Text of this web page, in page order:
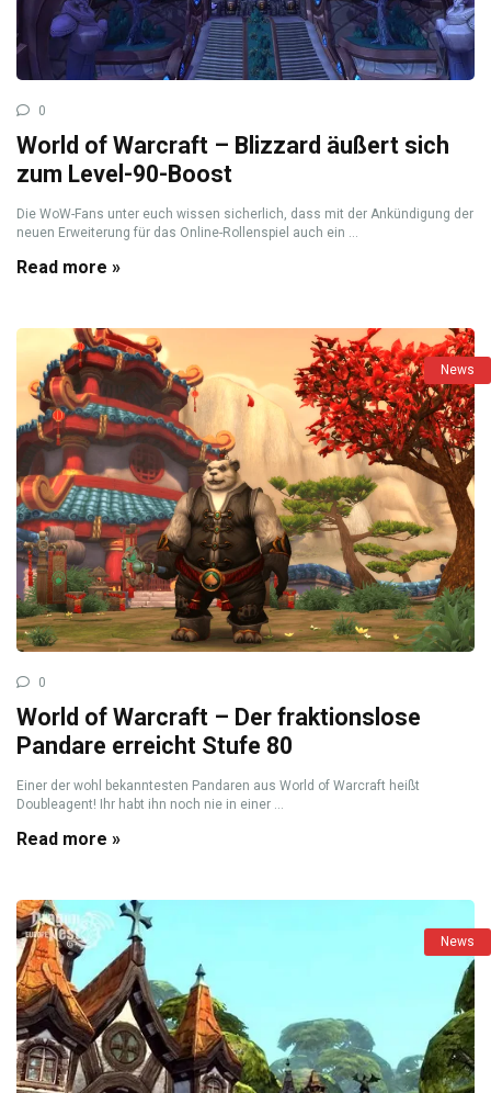
0
World of Warcraft – Blizzard äußert sich
zum Level-90-Boost
Die WoW-Fans unter euch wissen sicherlich, dass mit der Ankündigung der
neuen Erweiterung für das Online-Rollenspiel auch ein ...
Read more »
News
0
World of Warcraft – Der fraktionslose
Pandare erreicht Stufe 80
Einer der wohl bekanntesten Pandaren aus World of Warcraft heißt
Doubleagent! Ihr habt ihn noch nie in einer ...
Read more »
News